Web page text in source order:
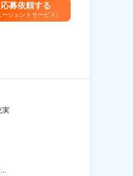
応募依頼する
ージェントサービス）
実